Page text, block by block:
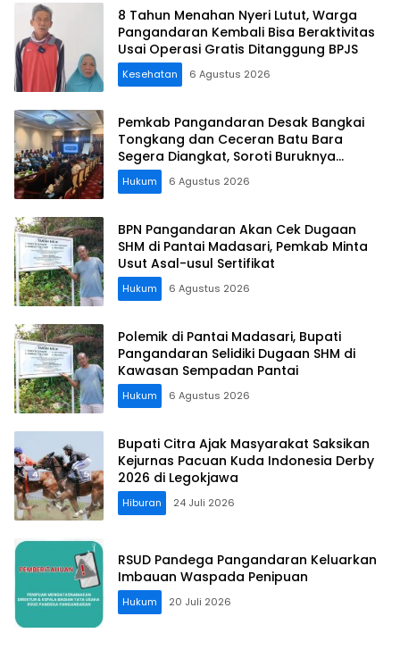
8 Tahun Menahan Nyeri Lutut, Warga
Pangandaran Kembali Bisa Beraktivitas
Usai Operasi Gratis Ditanggung BPJS
Kesehatan 6 Agustus 2026
Pemkab Pangandaran Desak Bangkai
Tongkang dan Ceceran Batu Bara
Segera Diangkat, Soroti Buruknya
Koordinasi Perusahaan
Hukum 6 Agustus 2026
BPN Pangandaran Akan Cek Dugaan
SHM di Pantai Madasari, Pemkab Minta
Usut Asal-usul Sertifikat
Hukum 6 Agustus 2026
Polemik di Pantai Madasari, Bupati
Pangandaran Selidiki Dugaan SHM di
Kawasan Sempadan Pantai
Hukum 6 Agustus 2026
Bupati Citra Ajak Masyarakat Saksikan
Kejurnas Pacuan Kuda Indonesia Derby
2026 di Legokjawa
Hiburan 24 Juli 2026
RSUD Pandega Pangandaran Keluarkan
Imbauan Waspada Penipuan
Hukum 20 Juli 2026